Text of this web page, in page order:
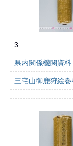
3
県内関係機関資料
三宅山御鹿狩絵巻